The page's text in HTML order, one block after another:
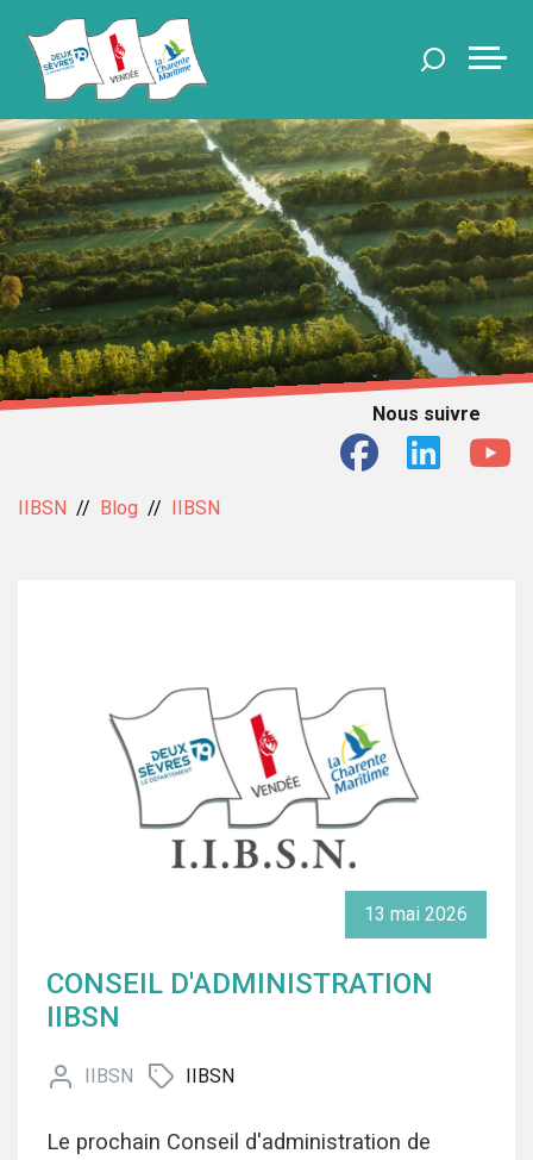
Nous suivre
IIBSN Blog IIBSN
13 mai 2026
CONSEIL D'ADMINISTRATION
IIBSN
IIBSN IIBSN
Le prochain Conseil d'administration de